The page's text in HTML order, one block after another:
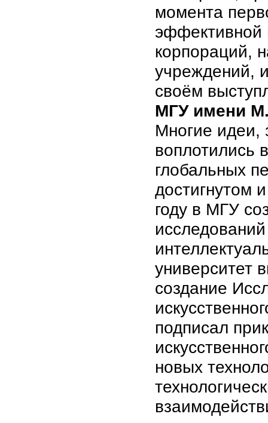
момента
эффективной
корпораций,
учреждений,
своём
МГУ имени
Многие идеи,
воплотились
глобальных
достигнутом
году в МГУ
университет
создание
подписал
новых